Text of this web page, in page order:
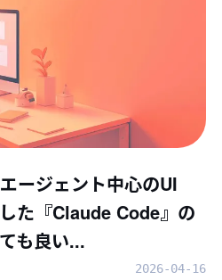
ージェント中心のUI
た『Claude Code』の
も良い...
2026-04-16